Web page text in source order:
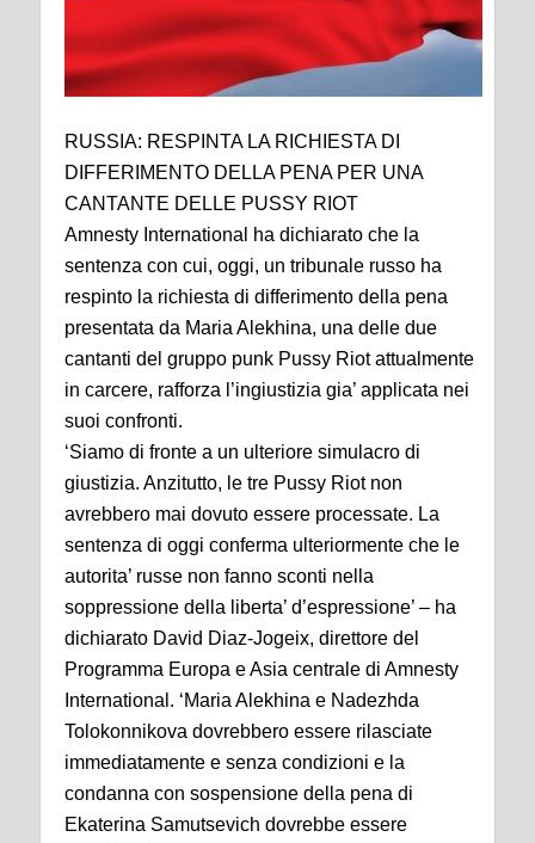
RUSSIA: RESPINTA LA RICHIESTA DI
DIFFERIMENTO DELLA PENA PER UNA
CANTANTE DELLE PUSSY RIOT
Amnesty International ha dichiarato che la
sentenza con cui, oggi, un tribunale russo ha
respinto la richiesta di differimento della pena
presentata da Maria Alekhina, una delle due
cantanti del gruppo punk Pussy Riot attualmente
in carcere, rafforza l’ingiustizia gia’ applicata nei
suoi confronti.
‘Siamo di fronte a un ulteriore simulacro di
giustizia. Anzitutto, le tre Pussy Riot non
avrebbero mai dovuto essere processate. La
sentenza di oggi conferma ulteriormente che le
autorita’ russe non fanno sconti nella
soppressione della liberta’ d’espressione’ – ha
dichiarato David Diaz-Jogeix, direttore del
Programma Europa e Asia centrale di Amnesty
International. ‘Maria Alekhina e Nadezhda
Tolokonnikova dovrebbero essere rilasciate
immediatamente e senza condizioni e la
condanna con sospensione della pena di
Ekaterina Samutsevich dovrebbe essere